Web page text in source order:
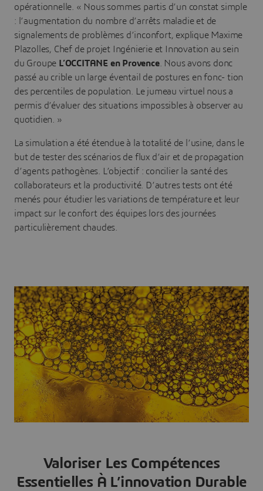
opérationnelle. « Nous sommes partis d’un constat simple
: l’augmentation du nombre d’arrêts maladie et de
signalements de problèmes d’inconfort, explique Maxime
Plazolles, Chef de projet Ingénierie et Innovation au sein
du Groupe L’OCCITANE en Provence. Nous avons donc
passé au crible un large éventail de postures en fonc- tion
des percentiles de population. Le jumeau virtuel nous a
permis d’évaluer des situations impossibles à observer au
quotidien. »
La simulation a été étendue à la totalité de l’usine, dans le
but de tester des scénarios de flux d’air et de propagation
d’agents pathogènes. L’objectif : concilier la santé des
collaborateurs et la productivité. D’autres tests ont été
menés pour étudier les variations de température et leur
impact sur le confort des équipes lors des journées
particulièrement chaudes.
Valoriser Les Compétences
Essentielles À L’innovation Durable